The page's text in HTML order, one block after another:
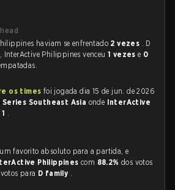
haviam se enfrentado 2 vezes . D
, InterActive Philippines venceu1 vezese 0
os times foi jogada dia 15 de jun. de 2026
Series Southeast Asia onde InterActive
.
favorito absoluto para a partida, e
Philippinescom 88.2%dos votos
para D family .